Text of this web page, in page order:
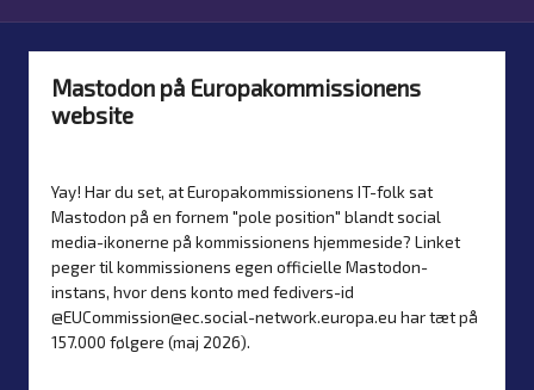
Mastodon på Europakommissionens
website
by
Yay! Har du set, at Europakommissionens IT-folk sat
Mastodon på en fornem "pole position" blandt social
media-ikonerne på kommissionens hjemmeside? Linket
peger til kommissionens egen officielle Mastodon-
instans, hvor dens konto med fedivers-id
@EUCommission@ec.social-network.europa.eu har tæt på
157.000 følgere (maj 2026).